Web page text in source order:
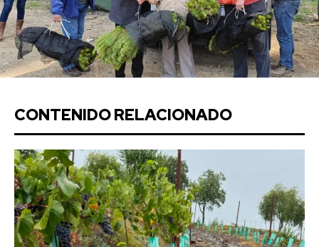
CONTENIDO RELACIONADO